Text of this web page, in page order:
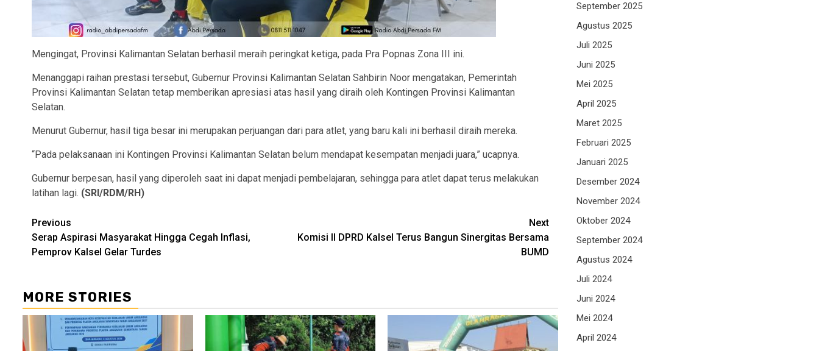
Mengingat, Provinsi Kalimantan Selatan berhasil meraih peringkat ketiga, pada Pra Popnas Zona III ini.
Menanggapi raihan prestasi tersebut, Gubernur Provinsi Kalimantan Selatan Sahbirin Noor mengatakan, Pemerintah
Provinsi Kalimantan Selatan tetap memberikan apresiasi atas hasil yang diraih oleh Kontingen Provinsi Kalimantan
Selatan.
Menurut Gubernur, hasil tiga besar ini merupakan perjuangan dari para atlet, yang baru kali ini berhasil diraih mereka.
“Pada pelaksanaan ini Kontingen Provinsi Kalimantan Selatan belum mendapat kesempatan menjadi juara,” ucapnya.
Gubernur berpesan, hasil yang diperoleh saat ini dapat menjadi pembelajaran, sehingga para atlet dapat terus melakukan
latihan lagi. (SRI/RDM/RH)
Continue
Reading
Previous
Serap Aspirasi Masyarakat Hingga Cegah Inflasi,
Pemprov Kalsel Gelar Turdes
Next
Komisi II DPRD Kalsel Terus Bangun Sinergitas Bersama
BUMD
MORE STORIES
September 2025
Agustus 2025
Juli 2025
Juni 2025
Mei 2025
April 2025
Maret 2025
Februari 2025
Januari 2025
Desember 2024
November 2024
Oktober 2024
September 2024
Agustus 2024
Juli 2024
Juni 2024
Mei 2024
April 2024